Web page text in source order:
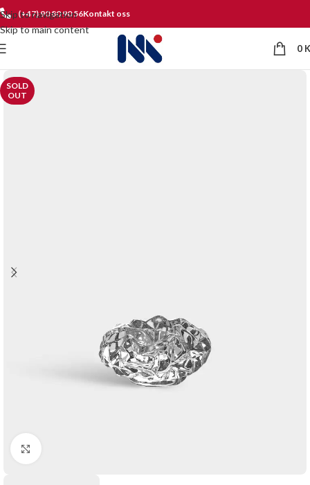
Skip to navigation
Skip to main content
(+47) 90 80 90 56Kontakt oss
0
SOLD
OUT